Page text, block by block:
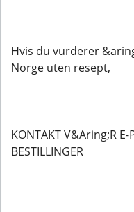
Hvis du vurderer
Norge uten resept,
KONTAKT V&Aring;R E-
BESTILLINGER